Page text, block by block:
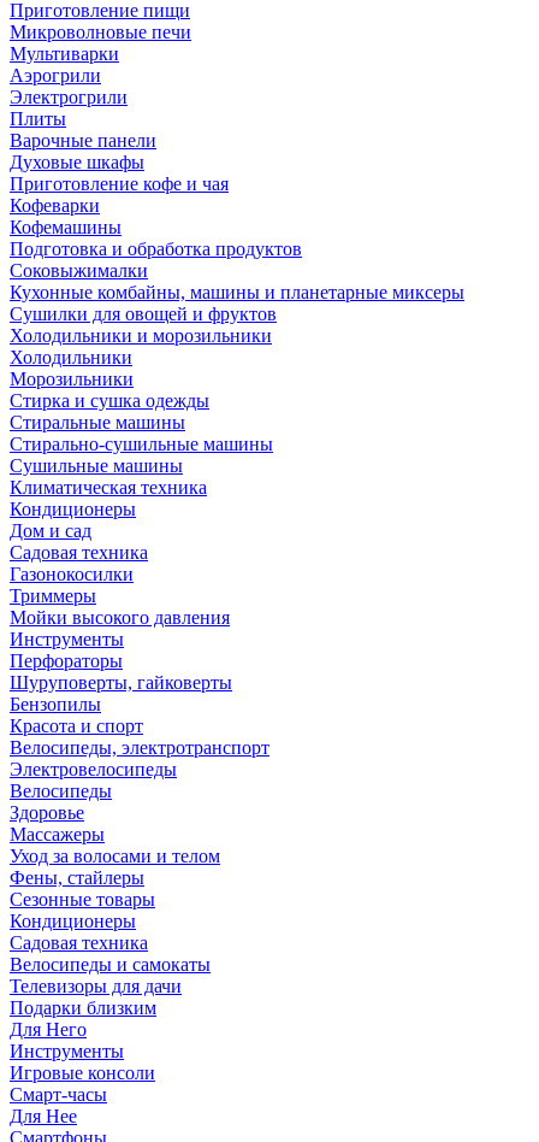
Приготовление пищи
Микроволновые печи
Мультиварки
Аэрогрили
Электрогрили
Плиты
Варочные панели
Духовые шкафы
Приготовление кофе и чая
Кофеварки
Кофемашины
Подготовка и обработка продуктов
Соковыжималки
Кухонные комбайны, машины и планетарные миксеры
Сушилки для овощей и фруктов
Холодильники и морозильники
Холодильники
Морозильники
Стирка и сушка одежды
Стиральные машины
Стирально-сушильные машины
Сушильные машины
Климатическая техника
Кондиционеры
Дом и сад
Садовая техника
Газонокосилки
Триммеры
Мойки высокого давления
Инструменты
Перфораторы
Шуруповерты, гайковерты
Бензопилы
Красота и спорт
Велосипеды, электротранспорт
Электровелосипеды
Велосипеды
Здоровье
Массажеры
Уход за волосами и телом
Фены, стайлеры
Сезонные товары
Кондиционеры
Садовая техника
Велосипеды и самокаты
Телевизоры для дачи
Подарки близким
Для Него
Инструменты
Игровые консоли
Смарт-часы
Для Нее
Смартфоны